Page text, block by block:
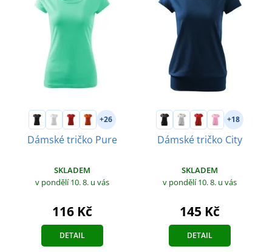
+26
Dámské tričko Pure
SKLADEM
v pondělí 10. 8. u vás
116 Kč
DETAIL
+18
Dámské tričko City
SKLADEM
v pondělí 10. 8. u vás
145 Kč
DETAIL